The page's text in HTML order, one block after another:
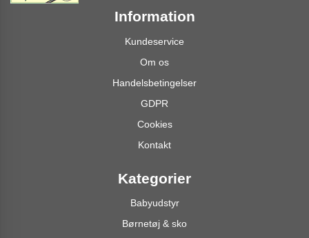
Information
Kundeservice
Om os
Handelsbetingelser
GDPR
Cookies
Kontakt
Kategorier
Babyudstyr
Børnetøj & sko